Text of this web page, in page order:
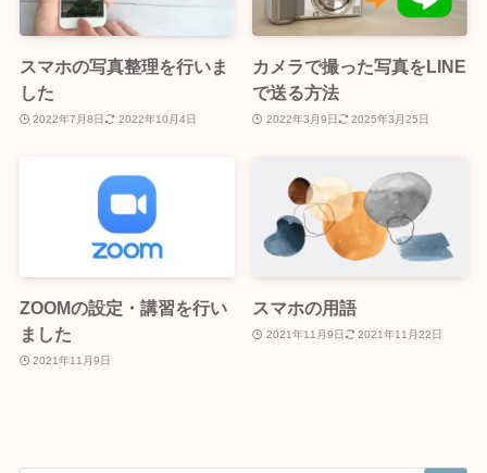
スマホの写真整理を行いま
した
2022年7月8日 2022年10月4日
カメラで撮った写真をLINE
で送る方法
2022年3月9日 2025年3月25日
ZOOMの設定・講習を行い
ました
2021年11月9日
スマホの用語
2021年11月9日 2021年11月22日